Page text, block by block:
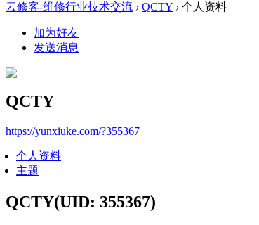
云修客-维修行业技术交流 › QCTY › 个人资料
加为好友
发送消息
QCTY
https://yunxiuke.com/?355367
个人资料
主题
QCTY(UID: 355367)